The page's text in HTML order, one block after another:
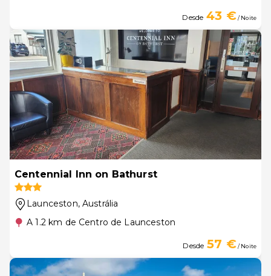
Desde 43 €/ Noite
Centennial Inn on Bathurst
Launceston, Austrália
A 1.2 km de Centro de Launceston
Desde 57 €/ Noite